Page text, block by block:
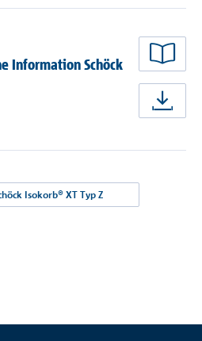
Information Schöck
Isokorb® XT Typ Z